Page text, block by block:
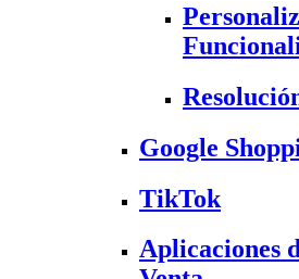
Google
TikTok
Aplicaciones